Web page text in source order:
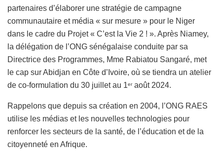
partenaires d’élaborer une stratégie de campagne
communautaire et média « sur mesure » pour le Niger
dans le cadre du Projet « C’est la Vie 2 ! ». Après Niamey,
la délégation de l’ONG sénégalaise conduite par sa
Directrice des Programmes, Mme Rabiatou Sangaré, met
le cap sur Abidjan en Côte d’Ivoire, où se tiendra un atelier
de co-formulation du 30 juillet au 1eraoût 2024.
Rappelons que depuis sa création en 2004, l’ONG RAES
utilise les médias et les nouvelles technologies pour
renforcer les secteurs de la santé, de l’éducation et de la
citoyenneté en Afrique.